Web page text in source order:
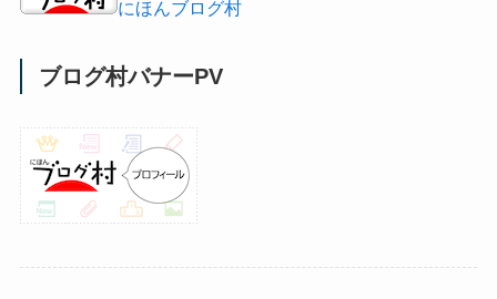
にほんブログ村
ブログ村バナーPV